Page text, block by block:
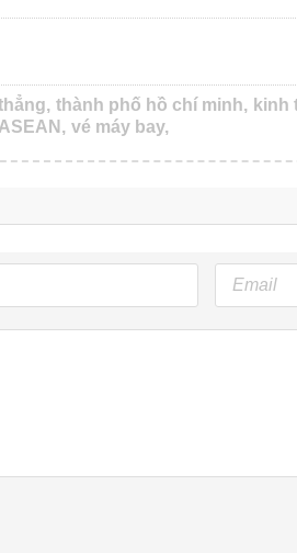
thành phố hồ chí minh, kinh
ASEAN, vé máy bay,